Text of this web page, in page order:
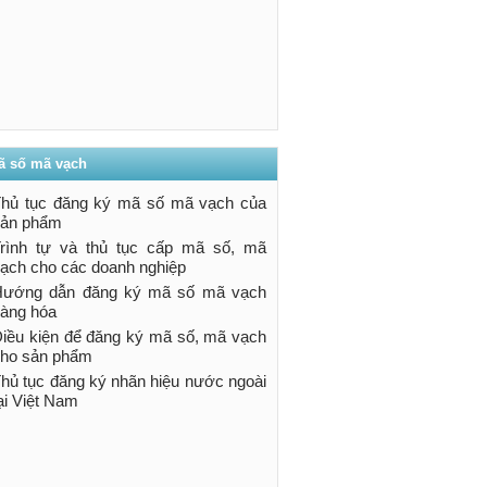
số mã vạch
tục đăng ký mã số mã vạch của
phẩm
tự và thủ tục cấp mã số, mã
cho các doanh nghiệp
dẫn đăng ký mã số mã vạch
hóa
kiện để đăng ký mã số, mã vạch
sản phẩm
tục đăng ký nhãn hiệu nước ngoài
Việt Nam